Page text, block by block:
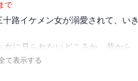
で
路イケメン女が溺愛されて、いき
に見られないどころか、昔から
お付き合いした経験もたった1回
て表示する